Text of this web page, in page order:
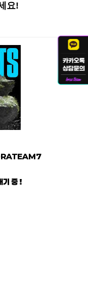
요!
기 중 !